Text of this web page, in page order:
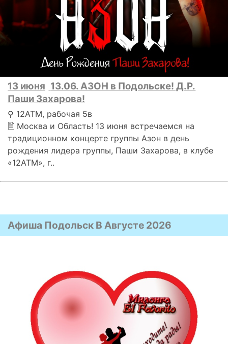
13 июня 13.06. АЗОН в Подольске! Д.Р.
Паши Захарова!
⚲ 12АТМ, рабочая 5в
🗎 Москва и Область! 13 июня встречаемся на
традиционном концерте группы Азон в день
рождения лидера группы, Паши Захарова, в клубе
«12АТМ», г..
Афиша Подольск В Августе 2026